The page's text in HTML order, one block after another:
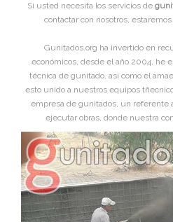
Si usted necesita los servicios de
contactar con nosotros,
Gunitados.org ha invertido en
económicos, desde el año 2004, he
técnica de gunitado, asi como el
esto unido a nuestros equipos
empresa de gunitados, un referente
ejecutar obras, donde nuestra